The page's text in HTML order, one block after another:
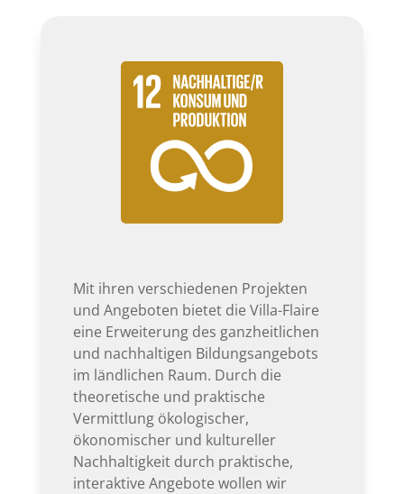
Mit ihren verschiedenen Projekten
und Angeboten bietet die Villa-Flaire
eine Erweiterung des ganzheitlichen
und nachhaltigen Bildungsangebots
im ländlichen Raum. Durch die
theoretische und praktische
Vermittlung ökologischer,
ökonomischer und kultureller
Nachhaltigkeit durch praktische,
interaktive Angebote wollen wir